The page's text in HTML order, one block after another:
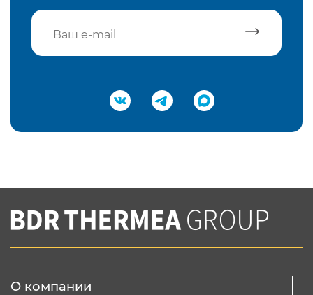
Подтвердить e-mail
Вы соглашаетесь с нашей политикой
конфеденциальности
О компании